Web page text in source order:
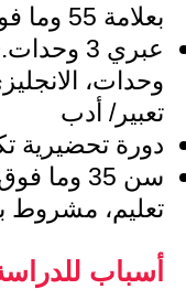
بعلامة 55 وما فوق:
تعبير/ أدب
دورة تحضيرية
تعليم، مشروط
أسباب